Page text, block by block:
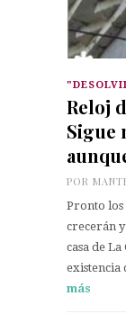
Reloj
Sigue
POR
Pronto
crecerán
casa de
existencia
más